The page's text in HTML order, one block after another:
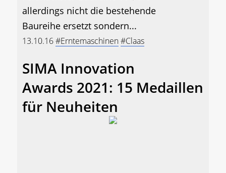
allerdings nicht die bestehende
Baureihe ersetzt sondern...
13.10.16#Erntemaschinen#Claas
SIMA Innovation
Awards 2021: 15 Medaillen
für Neuheiten